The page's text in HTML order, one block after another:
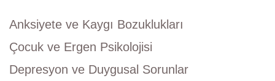
Anksiyete ve Kaygı Bozuklukları
Çocuk ve Ergen Psikolojisi
Depresyon ve Duygusal Sorunlar